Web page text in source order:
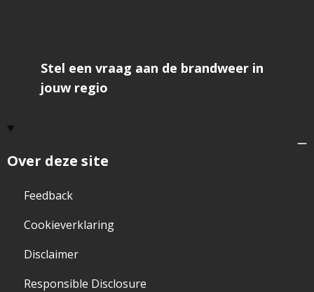
Over deze site
Feedback
Cookieverklaring
Disclaimer
Responsible Disclosure
Stel een vraag aan de brandweer in
jouw regio